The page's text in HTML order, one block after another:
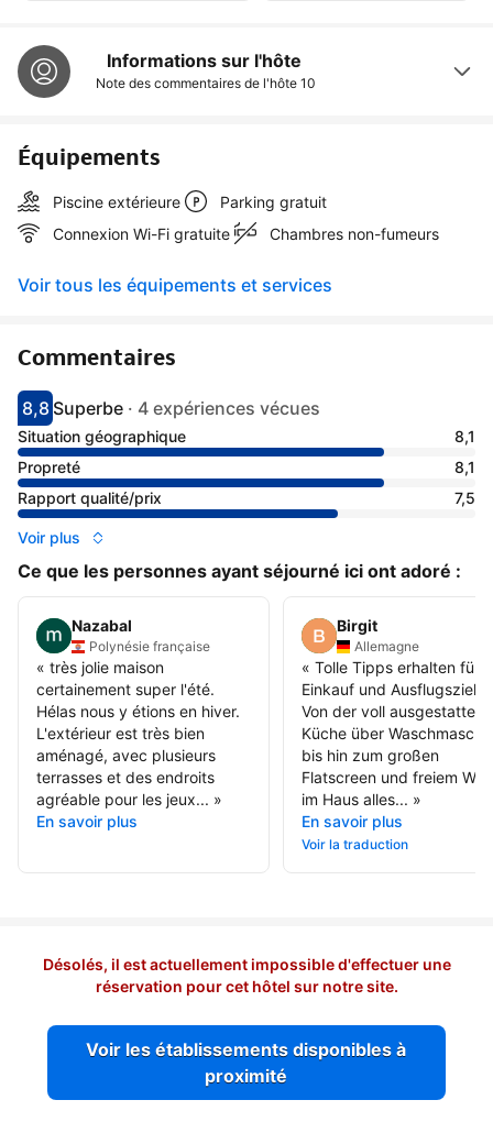
Informations sur l'hôte
Note des commentaires de l'hôte 10
Équipements
Piscine extérieure
Parking gratuit
Connexion Wi-Fi gratuite
Chambres non-fumeurs
Voir tous les équipements et services
Commentaires
Avec une note de 8.8
8,8
superbeSuperbe · 4 expériences vécues
Situation géographique
8,1
Propreté
8,1
Rapport qualité/prix
7,5
Voir plus
Ce que les personnes ayant séjourné ici ont adoré :
Nazabal
Polynésie française
« très jolie maison
certainement super l'été.
Hélas nous y étions en hiver.
L'extérieur est très bien
aménagé, avec plusieurs
terrasses et des endroits
agréable pour les jeux... »
En savoir plus
Birgit
Allemagne
« Tolle Tipps erhalten für
Einkauf und Ausflugsziele.
Von der voll
Küche über
bis hin zum großen
Flatscreen und freiem
im Haus alles... »
En savoir plus
Voir la traduction
Désolés, il est actuellement impossible d'effectuer une
réservation pour cet hôtel sur notre site.
Voir les établissements disponibles à
proximité